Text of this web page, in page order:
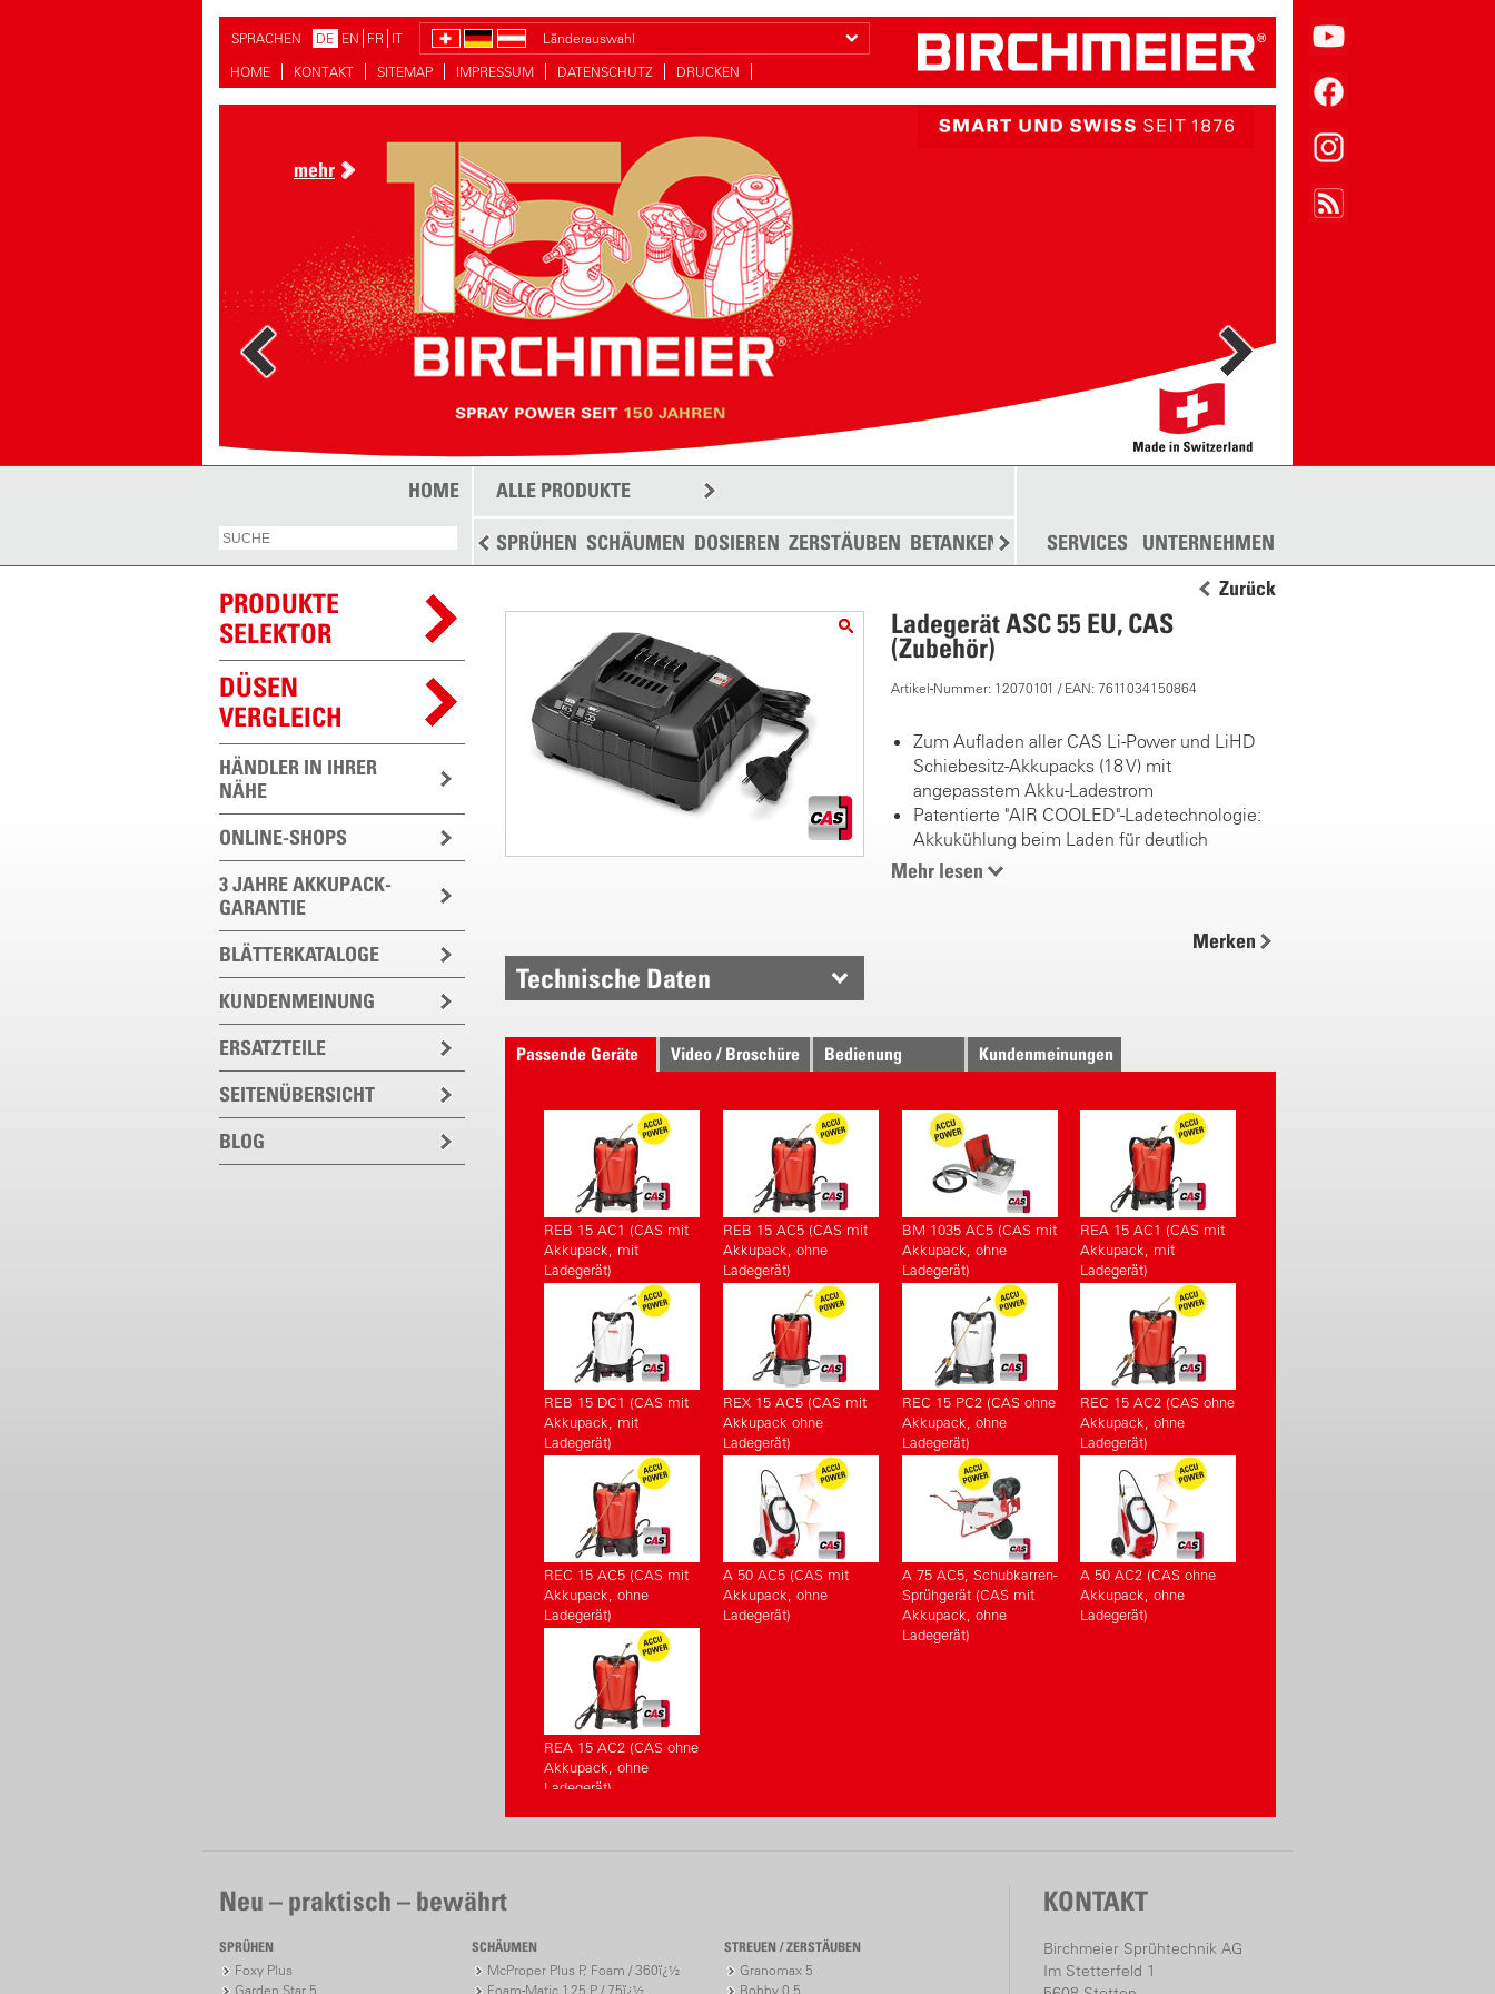
SPRACHEN DE EN FR IT
Länderauswahl
HOME
KONTAKT SITEMAP IMPRESSUM DATENSCHUTZ DRUCKEN
mehr
mehr
HOME ALLE PRODUKTE
SPRÜHEN SCHÄUMEN DOSIEREN ZERSTÄUBEN BETANKEN STREUEN WEITERE
SERVICES UNTERNEHMEN
PRODUKTE
SELEKTOR
DÜSEN
VERGLEICH
HÄNDLER IN IHRER
NÄHE
ONLINE-SHOPS
3 JAHRE AKKUPACK-
GARANTIE
BLÄTTERKATALOGE
KUNDENMEINUNG
ERSATZTEILE
SEITENÜBERSICHT
BLOG
Zurück
Ladegerät ASC 55 EU, CAS
(Zubehör)
Artikel-Nummer: 12070101 / EAN: 7611034150864
Zum Aufladen aller CAS Li-Power und LiHD
Schiebesitz-Akkupacks (18 V) mit
angepasstem Akku-Ladestrom
Patentierte "AIR COOLED"-Ladetechnologie:
Akkukühlung beim Laden für deutlich
reduzierte Ladezeiten
schonendes Laden und maximale Anzahl der
www.cordless-alliance-system.com
Mehr lesen
Merken
Technische Daten
Passende Geräte Video / Broschüre Bedienung Kundenmeinungen
REB 15 AC1 (CAS mit
Akkupack, mit
Ladegerät)
REB 15 AC5 (CAS mit
Akkupack, ohne
Ladegerät)
BM 1035 AC5 (CAS mit
Akkupack, ohne
Ladegerät)
REA 15 AC1 (CAS mit
Akkupack, mit
Ladegerät)
REB 15 DC1 (CAS mit
Akkupack, mit
Ladegerät)
REX 15 AC5 (CAS mit
Akkupack ohne
Ladegerät)
REC 15 PC2 (CAS ohne
Akkupack, ohne
Ladegerät)
REC 15 AC2 (CAS ohne
Akkupack, ohne
Ladegerät)
REC 15 AC5 (CAS mit
Akkupack, ohne
Ladegerät)
A 50 AC5 (CAS mit
Akkupack, ohne
Ladegerät)
A 75 AC5, Schubkarren-
Sprühgerät (CAS mit
Akkupack, ohne
Ladegerät)
A 50 AC2 (CAS ohne
Akkupack, ohne
Ladegerät)
REA 15 AC2 (CAS ohne
Akkupack, ohne
Ladegerät)
Neu – praktisch – bewährt
SPRÜHEN
Foxy Plus
Garden Star 5
SCHÄUMEN
McProper Plus P, Foam / 360ï¿½
Foam-Matic 1.25 P / 75ï¿½
STREUEN / ZERSTÄUBEN
Granomax 5
Bobby 0.5
KONTAKT
Birchmeier Sprühtechnik AG
Im Stetterfeld 1